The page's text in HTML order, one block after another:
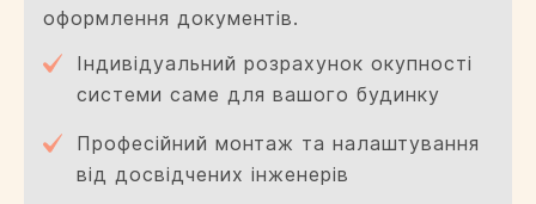
оформлення документів.
Індивідуальний розрахунок окупності
системи саме для вашого будинку
Професійний монтаж та налаштування
від досвідчених інженерів